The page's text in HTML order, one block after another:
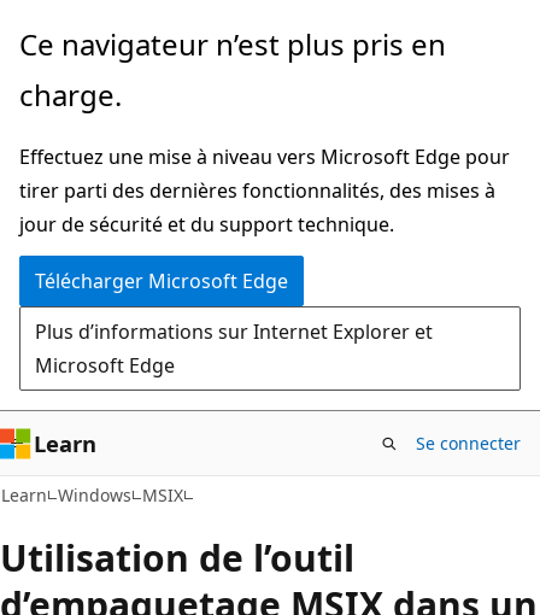
Passer
directement
au
principal
Ce navigateur n’est plus pris en
charge.
Effectuez une mise à niveau vers Microsoft Edge pour
tirer parti des dernières fonctionnalités, des mises à
jour de sécurité et du support technique.
Télécharger Microsoft Edge
Plus d’informations sur Internet Explorer et
Microsoft Edge
Learn Se connecter
Learn Windows MSIX
Utilisation de l’outil
d’empaquetage MSIX dans un